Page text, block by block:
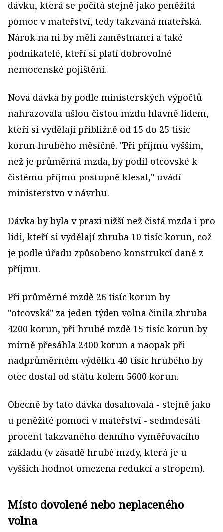
dávku, která se počítá stejně jako peněžitá
pomoc v mateřství, tedy takzvaná mateřská.
Nárok na ni by měli zaměstnanci a také
podnikatelé, kteří si platí dobrovolné
nemocenské pojištění.
Nová dávka by podle ministerských výpočtů
nahrazovala ušlou čistou mzdu hlavně lidem,
kteří si vydělají přibližně od 15 do 25 tisíc
korun hrubého měsíčně. "Při příjmu vyšším,
než je průměrná mzda, by podíl otcovské k
čistému příjmu postupně klesal," uvádí
ministerstvo v návrhu.
Dávka by byla v praxi nižší než čistá mzda i pro
lidi, kteří si vydělají zhruba 10 tisíc korun, což
je podle úřadu způsobeno konstrukcí daně z
příjmu.
Při průměrné mzdě 26 tisíc korun by
"otcovská" za jeden týden volna činila zhruba
4200 korun, při hrubé mzdě 15 tisíc korun by
mírně přesáhla 2400 korun a naopak při
nadprůměrném výdělku 40 tisíc hrubého by
otec dostal od státu kolem 5600 korun.
Obecně by tato dávka dosahovala - stejně jako
u peněžité pomoci v mateřství - sedmdesáti
procent takzvaného denního vyměřovacího
základu (v zásadě hrubé mzdy, která je u
vyšších hodnot omezena redukcí a stropem).
Místo dovolené nebo neplaceného
volna